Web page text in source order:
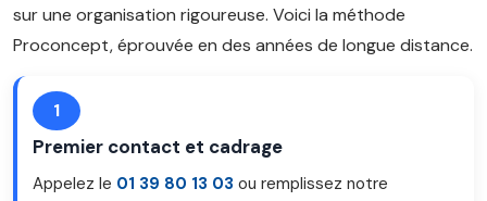
sur une organisation rigoureuse. Voici la méthode
Proconcept, éprouvée en des années de longue distance.
1
Premier contact et cadrage
Appelez le 01 39 80 13 03 ou remplissez notre